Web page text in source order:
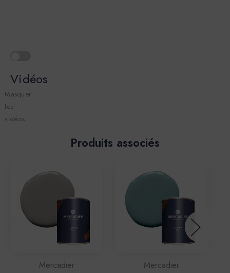
Vidéos
Masquer
les
vidéos
Produits associés
Mercadier Mercadier